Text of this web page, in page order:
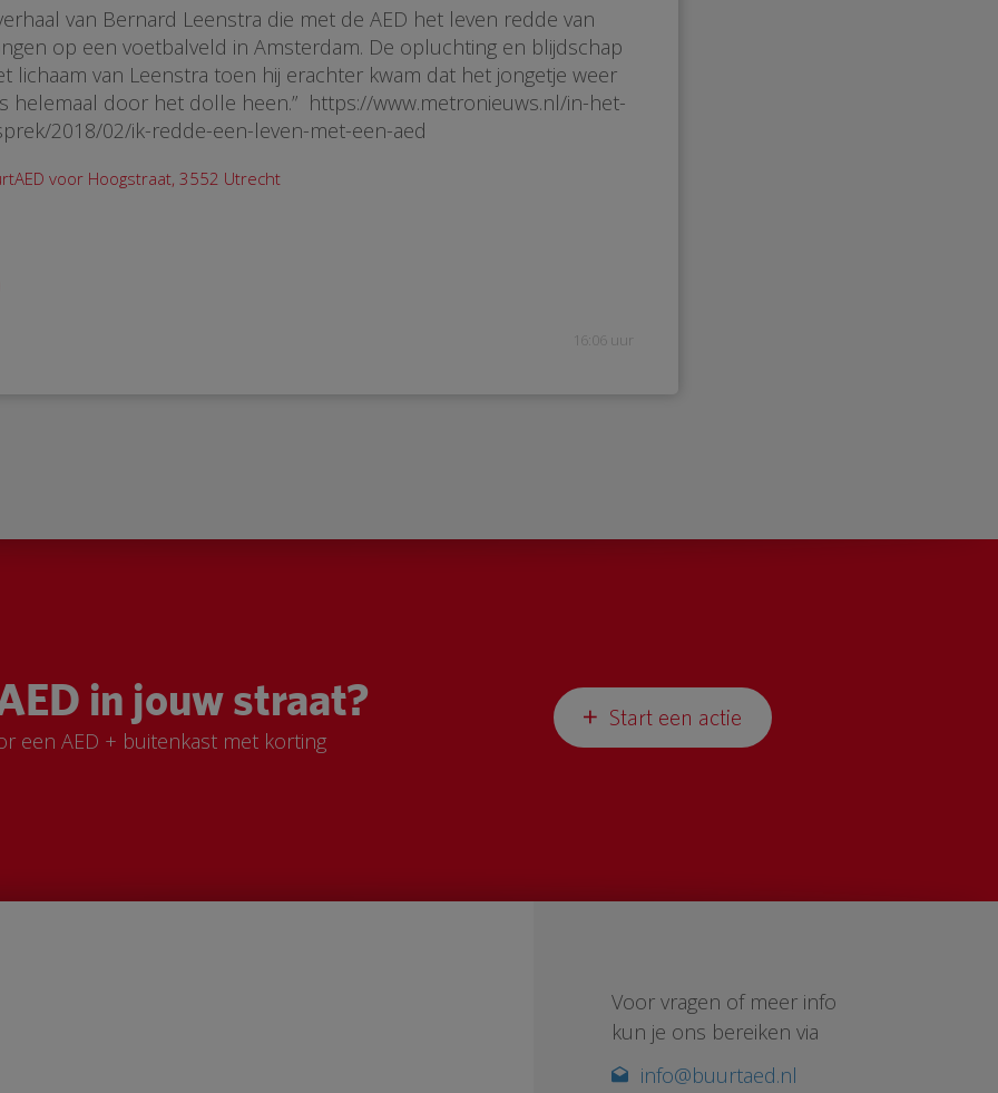
van Bernard Leenstra die met de AED het leven redde van
op een voetbalveld in Amsterdam. De opluchting en blijdschap
lichaam van Leenstra toen hij erachter kwam dat het jongetje weer
helemaal door het dolle heen.” https://www.metronieuws.nl/in-het-
2018/02/ik-redde-een-leven-met-een-aed
voor Hoogstraat, 3552 Utrecht
16:06 uur
in jouw straat?
een AED + buitenkast met korting
Start een actie
Voor vragen of meer info
kun je ons bereiken via
info@buurtaed.nl